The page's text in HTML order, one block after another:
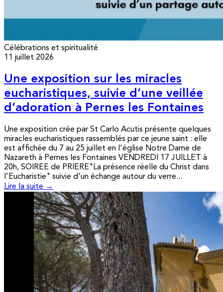
Célébrations et spiritualité
11 juillet 2026
Une exposition sur les miracles
eucharistiques, suivie d’une veillée
d’adoration à Pernes les Fontaines
Une exposition crée par St Carlo Acutis présente quelques
miracles eucharistiques rassemblés par ce jeune saint : elle
est affichée du 7 au 25 juillet en l'église Notre Dame de
Nazareth à Pernes les Fontaines VENDREDI 17 JUILLET à
20h, SOIREE de PRIERE"La présence réelle du Christ dans
l'Eucharistie" suivie d'un échange autour du verre...
Lire la suite →